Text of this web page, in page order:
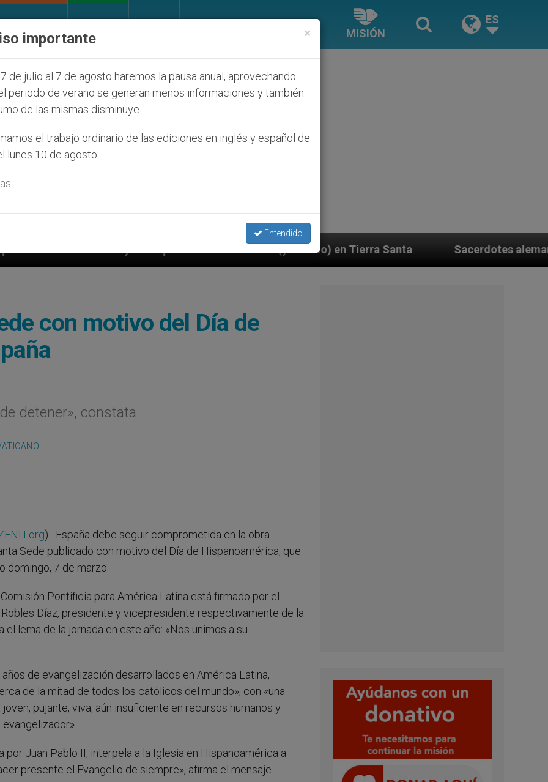
MISIÓN
ES
que afecta a cristianos (y no sólo) en Tierra Santa Sacerdotes alemanes fieles al Papa
con motivo del Día de
detener», constata
).- España debe seguir comprometida en la obra
Sede publicado con motivo del Día de Hispanoamérica, que
domingo, 7 de marzo.
Pontificia para América Latina está firmado por el
Díaz, presidente y vicepresidente respectivamente de la
lema de la jornada en este año: «Nos unimos a su
de evangelización desarrollados en América Latina,
de la mitad de todos los católicos del mundo», con «una
pujante, viva; aún insuficiente en recursos humanos y
Juan Pablo II, interpela a la Iglesia en Hispanoamérica a
presente el Evangelio de siempre», afirma el mensaje.
×
importante
de julio al 7 de agosto haremos la pausa anual, aprovechando
periodo de verano se generan menos informaciones y también
de las mismas disminuye.
el trabajo ordinario de las ediciones en inglés y español de
lunes 10 de agosto.
Entendido